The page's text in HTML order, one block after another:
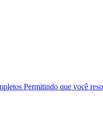
Permitindo que você